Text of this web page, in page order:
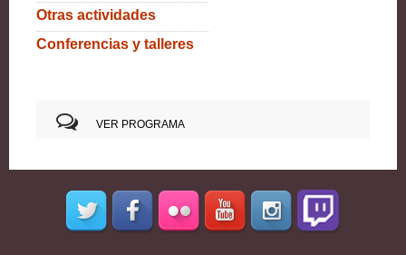
Otras actividades
Conferencias y talleres
VER PROGRAMA